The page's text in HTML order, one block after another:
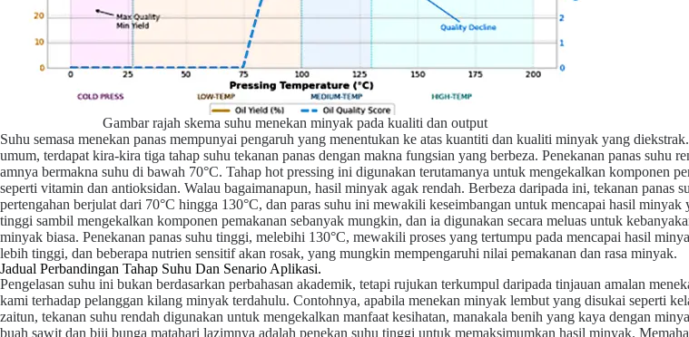
Gambar rajah skema suhu menekan minyak pada kualiti dan output
Suhu semasa menekan panas mempunyai pengaruh yang menentukan ke atas kuantiti dan kualiti minyak yang
umum, terdapat kira-kira tiga tahap suhu tekanan panas dengan makna fungsian yang berbeza. Penekanan panas suhu
amnya bermakna suhu di bawah 70°C. Tahap hot pressing ini digunakan terutamanya untuk mengekalkan komponen
seperti vitamin dan antioksidan. Walau bagaimanapun, hasil minyak agak rendah. Berbeza daripada ini, tekanan panas
pertengahan berjulat dari 70°C hingga 130°C, dan paras suhu ini mewakili keseimbangan untuk mencapai hasil minyak
tinggi sambil mengekalkan komponen pemakanan sebanyak mungkin, dan ia digunakan secara meluas untuk
minyak biasa. Penekanan panas suhu tinggi, melebihi 130°C, mewakili proses yang tertumpu pada mencapai hasil
lebih tinggi, dan beberapa nutrien sensitif akan rosak, yang mungkin mempengaruhi nilai pemakanan dan rasa minyak.
Jadual Perbandingan Tahap Suhu Dan Senario Aplikasi.
Pengelasan suhu ini bukan berdasarkan perbahasan akademik, tetapi rujukan terkumpul daripada tinjauan amalan
kami terhadap pelanggan kilang minyak terdahulu. Contohnya, apabila menekan minyak lembut yang disukai seperti
zaitun, tekanan suhu rendah digunakan untuk mengekalkan manfaat kesihatan, manakala benih yang kaya dengan
buah sawit dan biji bunga matahari lazimnya adalah penekan suhu tinggi untuk memaksimumkan hasil minyak.